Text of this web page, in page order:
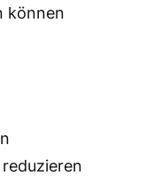
können